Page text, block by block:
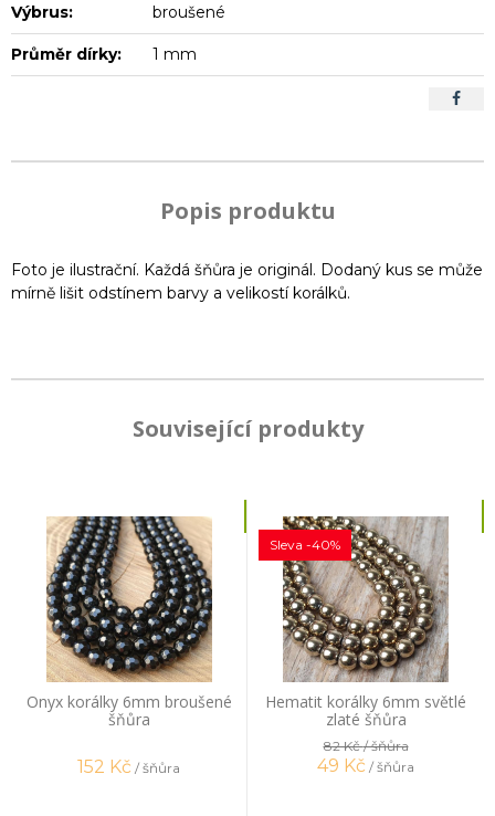
Výbrus: broušené
Průměr dírky: 1 mm
Popis produktu
Foto je ilustrační. Každá šňůra je originál. Dodaný kus se může
mírně lišit odstínem barvy a velikostí korálků.
Související produkty
Onyx korálky 6mm broušené
šňůra
152 Kč / šňůra
Hematit korálky 6mm světlé
zlaté šňůra
Sleva -40%
82 Kč/ šňůra
49 Kč / šňůra